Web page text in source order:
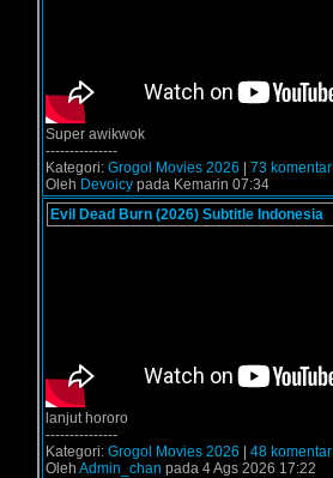
Super awikwok
---------------
Kategori: Grogol Movies 2026
73 komentar
Oleh Devoicy pada Kemarin 07:34
Evil Dead Burn (2026) Subtitle Indonesia
lanjut hororo
---------------
Kategori: Grogol Movies 2026
48 komentar
Oleh Admin_chan pada 4 Ags 2026 17:22